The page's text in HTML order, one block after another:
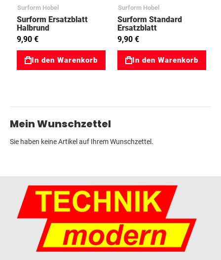
Surform Hobel
Surform Ersatzblatt
Halbrund
9,90 €
In den Warenkorb
Surform Hobel
Surform Standard
Ersatzblatt
9,90 €
In den Warenkorb
Mein Wunschzettel
Sie haben keine Artikel auf Ihrem Wunschzettel.